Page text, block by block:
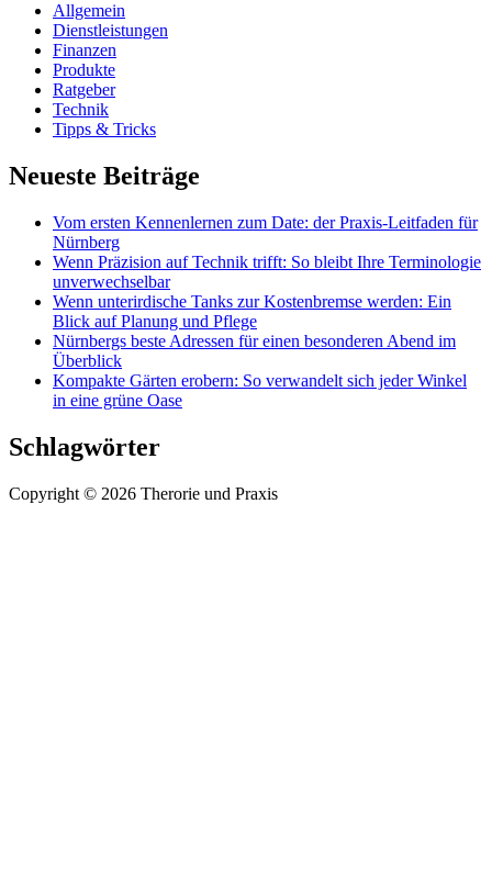
Allgemein
Dienstleistungen
Finanzen
Produkte
Ratgeber
Technik
Tipps & Tricks
Neueste Beiträge
Vom ersten Kennenlernen zum Date: der Praxis-Leitfaden für
Nürnberg
Wenn Präzision auf Technik trifft: So bleibt Ihre Terminologie
unverwechselbar
Wenn unterirdische Tanks zur Kostenbremse werden: Ein
Blick auf Planung und Pflege
Nürnbergs beste Adressen für einen besonderen Abend im
Überblick
Kompakte Gärten erobern: So verwandelt sich jeder Winkel
in eine grüne Oase
Schlagwörter
Copyright © 2026 Therorie und Praxis